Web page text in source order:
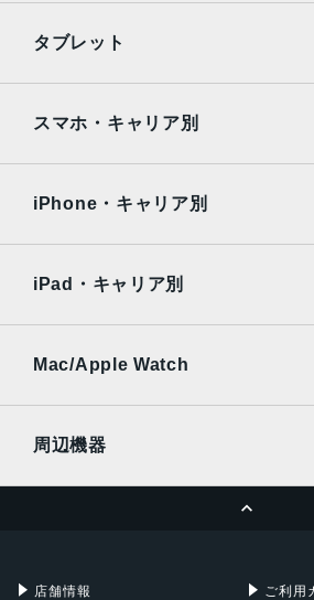
ンズ、100% Focus Pixels12MPの3
ジ、最大15倍のデジタル
TrueDepthカメラ
12MPカメラƒ/1.9絞
TrueDepthカメラによる顔認
AQUOS
OPPO
タブレット
Surface
Xiaomi Tablet
スマホ・キャリア別
Ymobile
UQmobile
iPhone・キャリア別
Ymobile
UQmobile
iPad・キャリア別
Mac/Apple Watch
周辺機器
店舗情報 ご利用